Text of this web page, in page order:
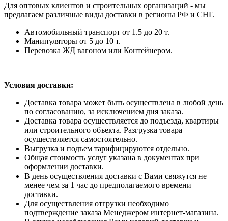
Для оптовых клиентов и строительных организаций - мы
предлагаем различные виды доставки в регионы РФ и СНГ.
Автомобильный транспорт от 1.5 до 20 т.
Манипуляторы от 5 до 10 т.
Перевозка ЖД вагоном или Контейнером.
Условия доставки:
Доставка товара может быть осуществлена в любой день
по согласованию, за исключением дня заказа.
Доставка товара осуществляется до подъезда, квартиры
или строительного объекта. Разгрузка товара
осуществляется самостоятельно.
Выгрузка и подъем тарифицируются отдельно.
Общая стоимость услуг указана в документах при
оформлении доставки.
В день осуществления доставки с Вами свяжутся не
менее чем за 1 час до предполагаемого времени
доставки.
Для осуществления отгрузки необходимо
подтверждение заказа Менеджером интернет-магазина.